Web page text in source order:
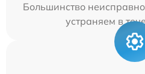
Большинство
устраняем в